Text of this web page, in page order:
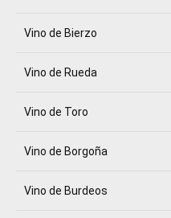
Vino de Bierzo
Vino de Rueda
Vino de Toro
Vino de Borgoña
Vino de Burdeos